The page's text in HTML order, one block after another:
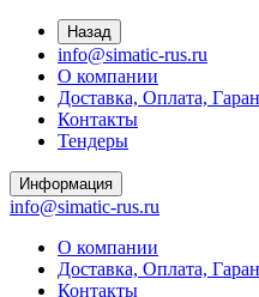
Назад
info@simatic-rus.ru
О компании
Доставка, Оплата,
Контакты
Тендеры
Информация
info@simatic-rus.ru
О компании
Доставка, Оплата,
Контакты